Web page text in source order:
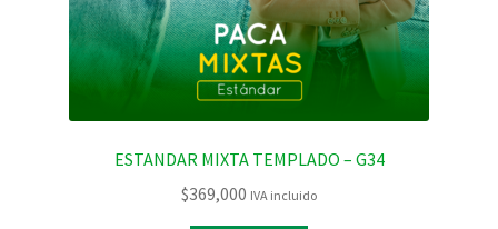
ESTANDAR MIXTA TEMPLADO – G34
$369,000 IVA incluido